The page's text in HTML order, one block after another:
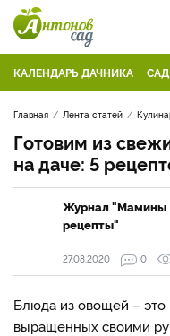
КАЛЕНДАРЬ ДАЧНИКА
Главная Лента статей
Готовим из
на даче: 5
Журнал "Мамины
рецепты"
27.08.2020
0
Блюда из овощей –
выращенных своими